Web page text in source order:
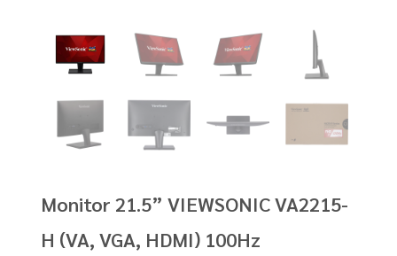
Monitor 21.5” VIEWSONIC VA2215-
H (VA, VGA, HDMI) 100Hz